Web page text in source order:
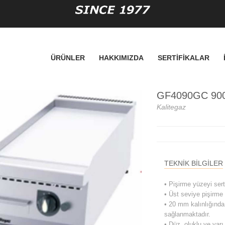
ÜRÜNLER HAKKIMIZDA SERTİFİKALAR
GF4090GC
Kalitegaz
TEKNİK BİLGİLER
• Pişirme yüzeyi
• Üst seviye pişirme
• 20 mm
sağlanmaktadır.